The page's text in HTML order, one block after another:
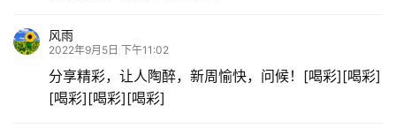
风雨
2022年9月5日 下午11:02
分享精彩，让人陶醉，新周愉快，问候！[喝彩][喝彩]
[喝彩][喝彩][喝彩]